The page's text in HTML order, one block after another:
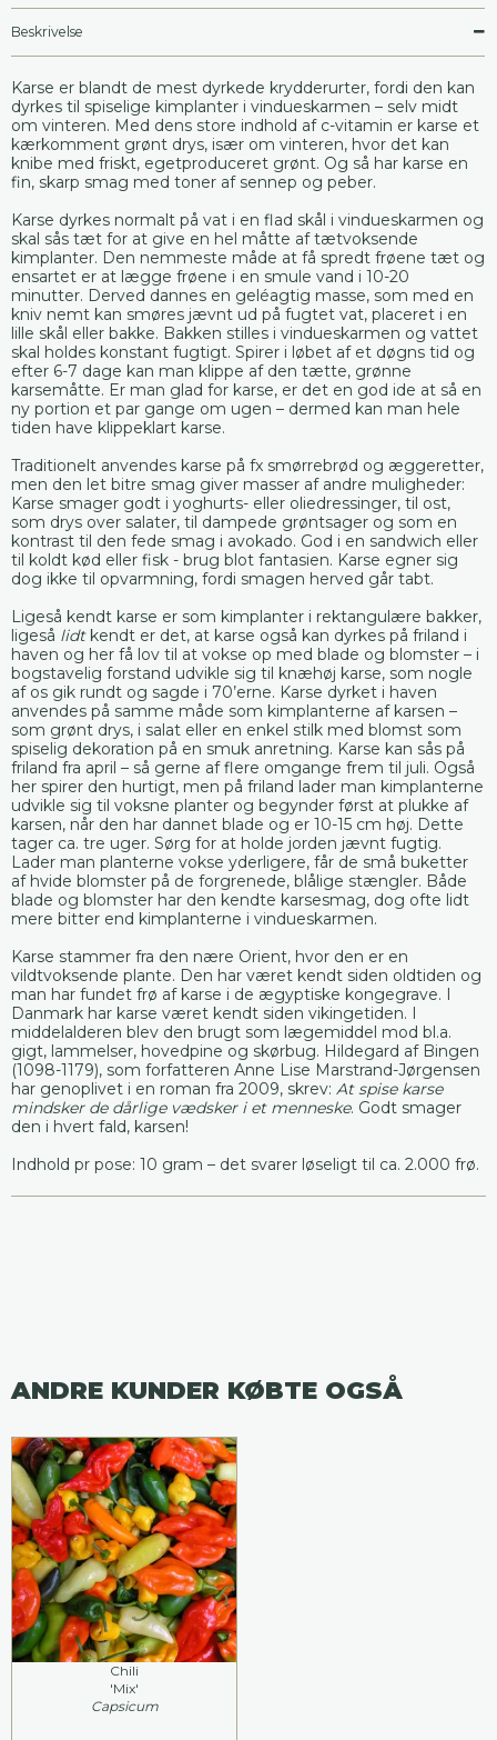
Beskrivelse
Karse er blandt de mest dyrkede krydderurter, fordi den kan
dyrkes til spiselige kimplanter i vindueskarmen – selv midt
om vinteren. Med dens store indhold af c-vitamin er karse et
kærkomment grønt drys, især om vinteren, hvor det kan
knibe med friskt, egetproduceret grønt. Og så har karse en
fin, skarp smag med toner af sennep og peber.
Karse dyrkes normalt på vat i en flad skål i vindueskarmen og
skal sås tæt for at give en hel måtte af tætvoksende
kimplanter. Den nemmeste måde at få spredt frøene tæt og
ensartet er at lægge frøene i en smule vand i 10-20
minutter. Derved dannes en geléagtig masse, som med en
kniv nemt kan smøres jævnt ud på fugtet vat, placeret i en
lille skål eller bakke. Bakken stilles i vindueskarmen og vattet
skal holdes konstant fugtigt. Spirer i løbet af et døgns tid og
efter 6-7 dage kan man klippe af den tætte, grønne
karsemåtte. Er man glad for karse, er det en god ide at så en
ny portion et par gange om ugen – dermed kan man hele
tiden have klippeklart karse.
Traditionelt anvendes karse på fx smørrebrød og æggeretter,
men den let bitre smag giver masser af andre muligheder:
Karse smager godt i yoghurts- eller oliedressinger, til ost,
som drys over salater, til dampede grøntsager og som en
kontrast til den fede smag i avokado. God i en sandwich eller
til koldt kød eller fisk - brug blot fantasien. Karse egner sig
dog ikke til opvarmning, fordi smagen herved går tabt.
Ligeså kendt karse er som kimplanter i rektangulære bakker,
ligeså lidtkendt er det, at karse også kan dyrkes på friland i
haven og her få lov til at vokse op med blade og blomster – i
bogstavelig forstand udvikle sig til knæhøj karse, som nogle
af os gik rundt og sagde i 70’erne. Karse dyrket i haven
anvendes på samme måde som kimplanterne af karsen –
som grønt drys, i salat eller en enkel stilk med blomst som
spiselig dekoration på en smuk anretning. Karse kan sås på
friland fra april – så gerne af flere omgange frem til juli. Også
her spirer den hurtigt, men på friland lader man kimplanterne
udvikle sig til voksne planter og begynder først at plukke af
karsen, når den har dannet blade og er 10-15 cm høj. Dette
tager ca. tre uger. Sørg for at holde jorden jævnt fugtig.
Lader man planterne vokse yderligere, får de små buketter
af hvide blomster på de forgrenede, blålige stængler. Både
blade og blomster har den kendte karsesmag, dog ofte lidt
mere bitter end kimplanterne i vindueskarmen.
Karse stammer fra den nære Orient, hvor den er en
vildtvoksende plante. Den har været kendt siden oldtiden og
man har fundet frø af karse i de ægyptiske kongegrave. I
Danmark har karse været kendt siden vikingetiden. I
middelalderen blev den brugt som lægemiddel mod bl.a.
gigt, lammelser, hovedpine og skørbug. Hildegard af Bingen
(1098-1179), som forfatteren Anne Lise Marstrand-Jørgensen
har genoplivet i en roman fra 2009, skrev: At spise karse
mindsker de dårlige vædsker i et menneske. Godt smager
den i hvert fald, karsen!
Indhold pr pose: 10 gram – det svarer løseligt til ca. 2.000 frø.
ANDRE KUNDER KØBTE OGSÅ
Chili
'Mix'
Capsicum